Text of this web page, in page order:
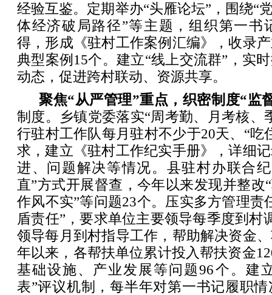
经验互鉴。定期举办“头雁论坛”，围绕“
体经济破局路径”等主题，组织第一书
得，形成《驻村工作案例汇编》，收录
典型案例15个。建立“线上交流群”，实
动态，促进跨村联动、资源共享。
聚焦“从严管理”重点，织密制度“监
制度。乡镇党委落实“周考勤、月考核、
行驻村工作队每月驻村不少于20天、“吃
求，建立《驻村工作纪实手册》，详细
进、问题解决等情况。县驻村办联合
直”方式开展督查，今年以来发现并整改
作风不实”等问题23个。压实多方管理责
盾责任”，要求单位主要领导每季度到村
领导每月到村指导工作，帮助解决资金
年以来，各帮扶单位累计投入帮扶资金
基础设施、产业发展等问题96个。建
表”评议机制，每半年对第一书记履职